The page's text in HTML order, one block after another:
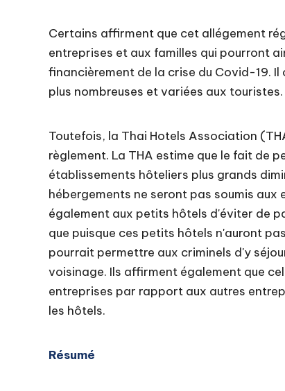
Certains affirment que cet allégement
entreprises et aux familles qui pourront
financièrement de la crise du Covid-19.
plus nombreuses et variées aux touristes.
Toutefois, la Thai Hotels Association
règlement. La THA estime que le fait de
établissements hôteliers plus grands
hébergements ne seront pas soumis
également aux petits hôtels d'éviter de
que puisque ces petits hôtels n'auront
pourrait permettre aux criminels d'y
voisinage. Ils affirment également que
entreprises par rapport aux autres
les hôtels.
Résumé